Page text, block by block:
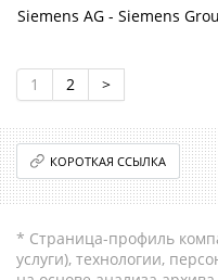
Siemens AG - Siemens
1 2 >
КОРОТКАЯ ССЫЛКА
* Страница-профиль
услуги), технологии,